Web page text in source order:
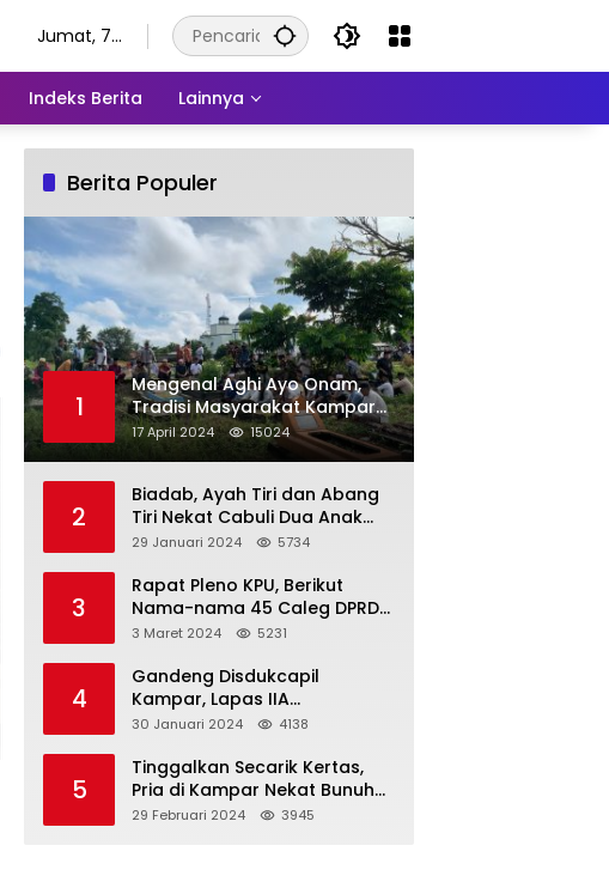
Jumat, 7
2026
Indeks Berita Lainnya
Berita Populer
1
Mengenal Aghi Ayo Onam,
Tradisi Masyarakat Kampar
Setelah Hari Raya Idul Fitri
17 April 2024 15024
2
Biadab, Ayah Tiri dan Abang
Tiri Nekat Cabuli Dua Anak
Dibawah Umur
29 Januari 2024 5734
3
Rapat Pleno KPU, Berikut
Nama-nama 45 Caleg DPRD
3 Maret 2024 5231
4
Gandeng Disdukcapil
Kampar, Lapas IIA
Bangkinang Lakukan
WBP
30 Januari 2024 4138
5
Tinggalkan Secarik Kertas,
Pria di Kampar Nekat Bunuh
Diri
29 Februari 2024 3945